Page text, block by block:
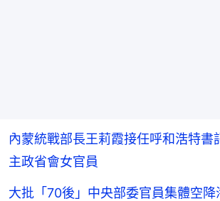
內蒙統戰部長王莉霞接任呼和浩特
主政省會女官員
大批「70後」中央部委官員集體空